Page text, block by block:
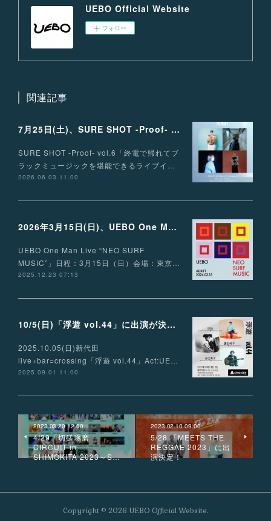
UEBO Official Website
フォロー
関連記事
7月25日(土)、SURE SHOT -Proof- vol.6 出演決定！
SURE SHOT -Proof- vol.6「終電で帰れてブ
ラックミュージックを堪能できるライブイ…
2026.06.03 11:00
2026年3月15日(日)、UEBO One Man Live “NEO SURF MUSIC”開催決定！
UEBO One Man Live “NEO SURF
MUSIC”」日程：3月15日（日）会場：東京…
2025.12.23 07:13
10/5(日)「浮遊 vol.44」に出演が決定！
2025.10.05(日)新代田
live+bar=crossing「浮遊 vol.44」Act:UE…
2025.09.01 11:00
2023.03.20 12:00
4/29「切磋琢磨
CIRCUIT in
SHIMOKITA 2023～S…
2023.02.10 09:00
5/28 「MEETS THE
REGGAE 2023」に出
演決定！
Copyright © 2026 UEBO Official Website.